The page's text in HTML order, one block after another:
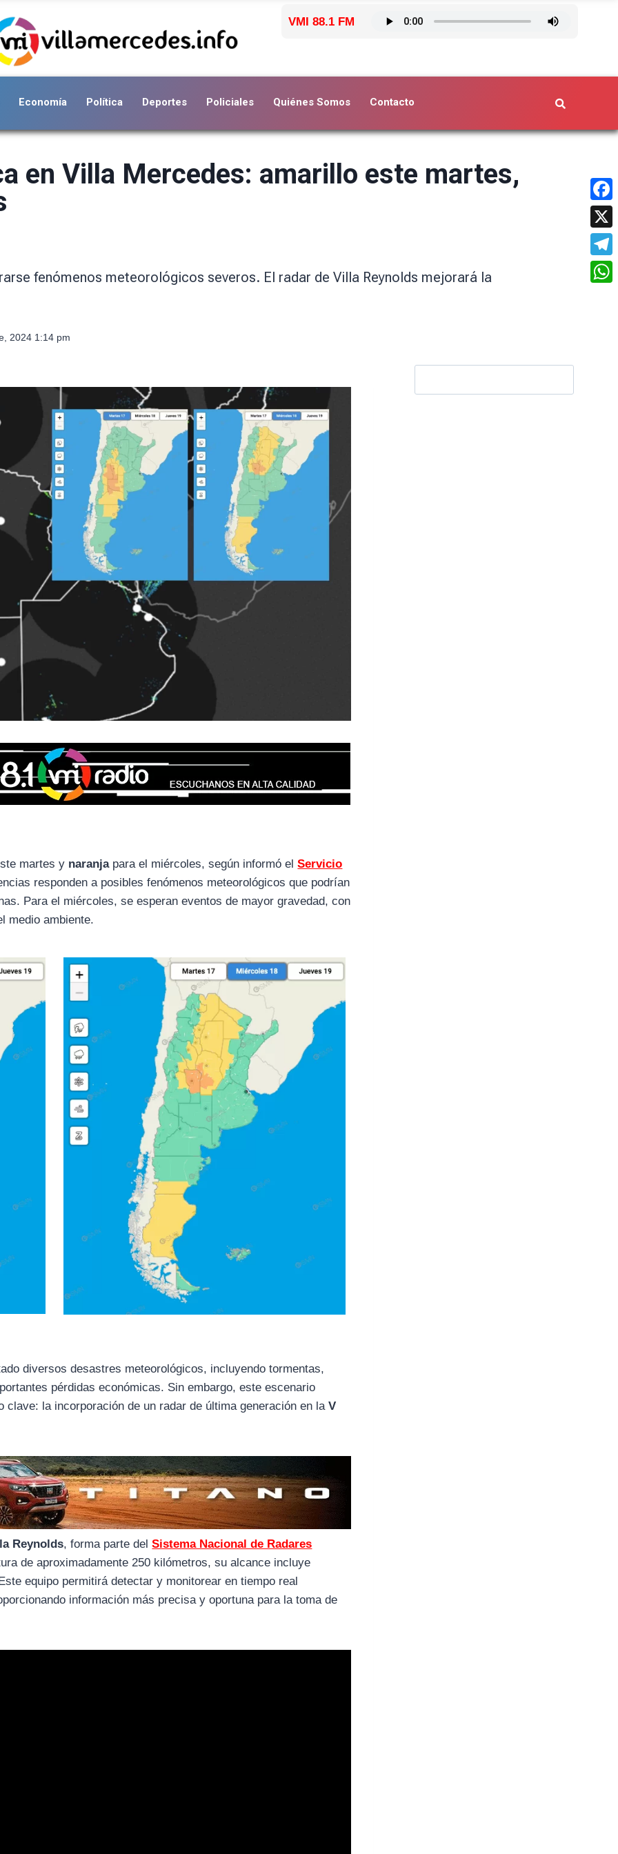
VMI 88.1 FM
Economía Política Deportes Policiales Quiénes Somos Contacto
en Villa Mercedes: amarillo este martes,
fenómenos meteorológicos severos. El radar de Villa Reynolds mejorará la
2024 1:14 pm
martes y naranjapara el miércoles, según informó elServicio
responden a posibles fenómenos meteorológicos que podrían
Para el miércoles, se esperan eventos de mayor gravedad, con
medio ambiente.
diversos desastres meteorológicos, incluyendo tormentas,
pérdidas económicas. Sin embargo, este escenario
clave: la incorporación de un radar de última generación en laV
Reynolds, forma parte delSistema Nacional de Radares
de aproximadamente 250 kilómetros, su alcance incluye
equipo permitirá detectar y monitorear en tiempo real
información más precisa y oportuna para la toma de
X